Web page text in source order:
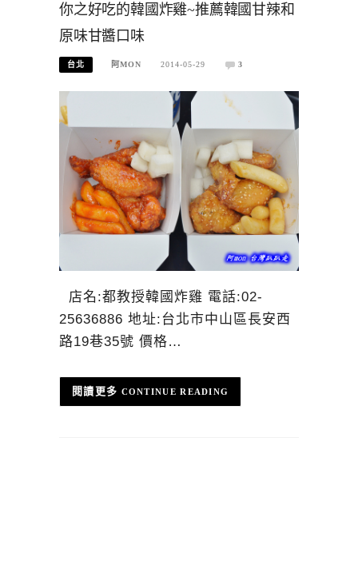
你之好吃的韓國炸雞~推薦韓國甘辣和
原味甘醬口味
台北 阿MON 2014-05-29 3
店名:都教授韓國炸雞 電話:02-
25636886 地址:台北市中山區長安西
路19巷35號 價格…
CONTINUE READING